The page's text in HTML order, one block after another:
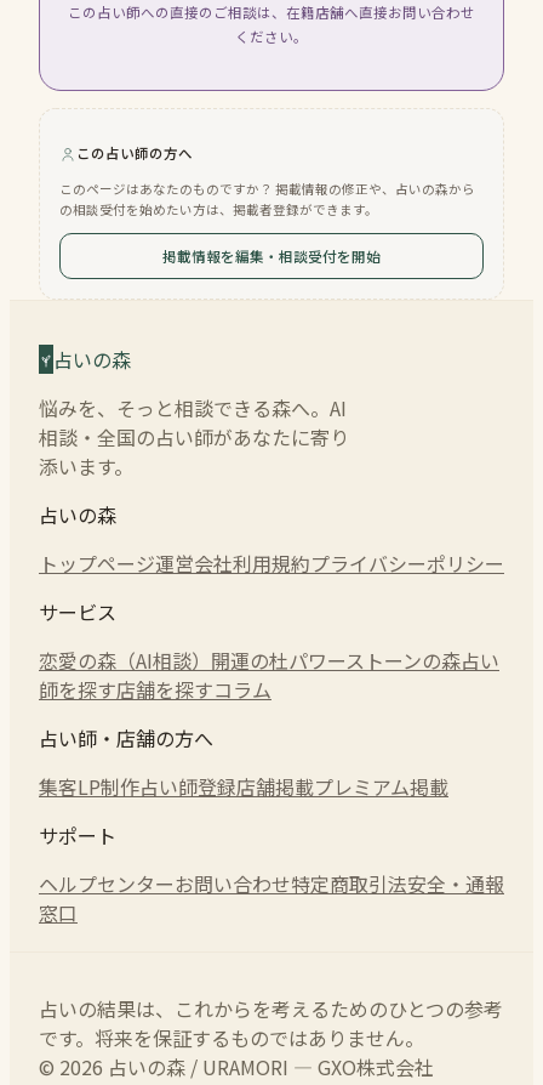
この占い師への直接のご相談は、在籍店舗へ直接お問い合わせ
ください。
この占い師の方へ
このページはあなたのものですか？ 掲載情報の修正や、占いの森から
の相談受付を始めたい方は、掲載者登録ができます。
掲載情報を編集・相談受付を開始
占いの森
悩みを、そっと相談できる森へ。AI
相談・全国の占い師があなたに寄り
添います。
占いの森
トップページ運営会社利用規約プライバシーポリシー
サービス
恋愛の森（AI相談） 開運の杜パワーストーンの森占い
師を探す店舗を探すコラム
占い師・店舗の方へ
集客LP制作占い師登録店舗掲載プレミアム掲載
サポート
ヘルプセンターお問い合わせ特定商取引法安全・通報
窓口
占いの結果は、これからを考えるためのひとつの参考
です。将来を保証するものではありません。
© 2026 占いの森 / URAMORI — GXO株式会社